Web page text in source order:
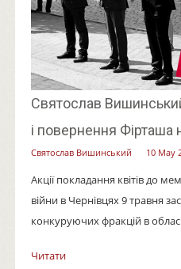
Святослав
і повернення Фірташа
Святослав Вишинський 10 May
Акції покладання квітів до
війни в Чернівцях 9 травня
конкуруючих фракцій в
Читати